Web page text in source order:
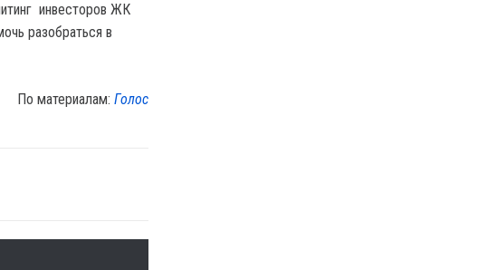
инвесторов ЖК
разобраться в
По материалам:Голос